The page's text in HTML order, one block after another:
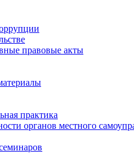
правовые акты
практика
органов местного